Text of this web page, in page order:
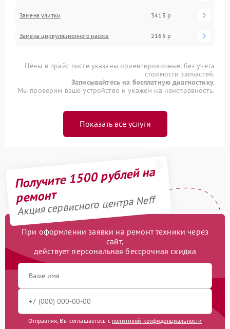
Замена улитки 3415 р
Замена циркуляционного насоса 2165 р
Цены в прайс-листе указаны ориентировочные, без учета
стоимости запчастей.
Записывайтесь на бесплатную диагностику.
Мы проверим ваше устройство и укажем на неисправность.
Показать все услуги
Получите 1500 рублей на
ремонт
Акция сервисного центра Neff
При оформлении заявки на ремонт техники через
сайт,
действует персональная бессрочная скидка
Отправляя, Вы соглашаетесь с политикой конфиденциальности